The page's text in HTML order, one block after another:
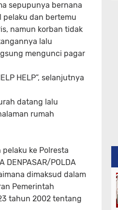
sepupunya bernana
pelaku dan bertemu
namun korban tidak
lalu
mengunci pagar
HELP”, selanjutnya
datang lalu
rumah
ke Polresta
DENPASAR/POLDA
dimaksud dalam
Pemerintah
tahun 2002 tentang